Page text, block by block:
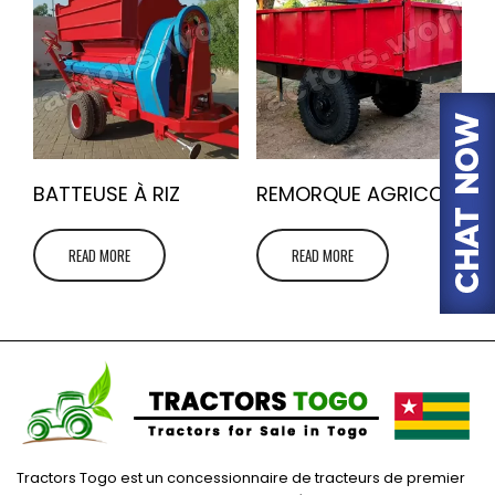
BATTEUSE À RIZ
READ MORE
REMORQUE AGRICOLE
READ MORE
Tractors Togo est un concessionnaire de tracteurs de premier